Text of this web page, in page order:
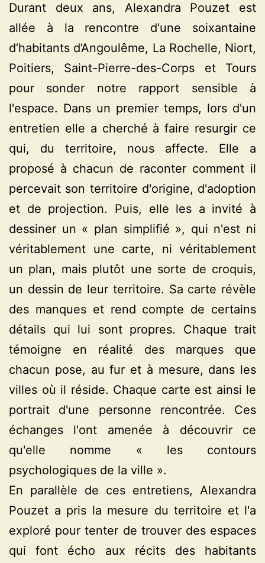
Durant deux ans, Alexandra Pouzet est
allée à la rencontre d'une soixantaine
d’habitants d’Angoulême, La Rochelle, Niort,
Poitiers, Saint-Pierre-des-Corps et Tours
pour sonder notre rapport sensible à
l'espace. Dans un premier temps, lors d'un
entretien elle a cherché à faire resurgir ce
qui, du territoire, nous affecte. Elle a
proposé à chacun de raconter comment il
percevait son territoire d'origine, d'adoption
et de projection. Puis, elle les a invité à
dessiner un « plan simplifié », qui n'est ni
véritablement une carte, ni véritablement
un plan, mais plutôt une sorte de croquis,
un dessin de leur territoire. Sa carte révèle
des manques et rend compte de certains
détails qui lui sont propres. Chaque trait
témoigne en réalité des marques que
chacun pose, au fur et à mesure, dans les
villes où il réside. Chaque carte est ainsi le
portrait d'une personne rencontrée. Ces
échanges l'ont amenée à découvrir ce
qu'elle nomme « les contours
psychologiques de la ville ».
En parallèle de ces entretiens, Alexandra
Pouzet a pris la mesure du territoire et l'a
exploré pour tenter de trouver des espaces
qui font écho aux récits des habitants